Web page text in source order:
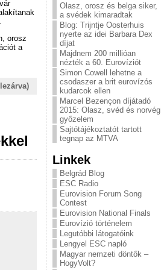
orosz
a
Olasz, orosz és belga siker,
a svédek kimaradtak
Blog: Trijntje Oosterhuis
nyerte az idei Barbara Dex
díjat
Majdnem 200 millióan
nézték a 60. Eurovíziót
Simon Cowell lehetne a
csodaszer a brit eurovízós
kudarcok ellen
Marcel Bezençon díjátadó
2015: Olasz, svéd és norvég
győzelem
Sajtótájékoztatót tartott
tegnap az MTVA
Linkek
Belgrád Blog
ESC Radio
Eurovision Forum Song
Contest
Eurovision National Finals
Eurovízió történelem
Legutóbbi látogatóink
Lengyel ESC napló
Magyar nemzeti döntők –
HogyVolt?